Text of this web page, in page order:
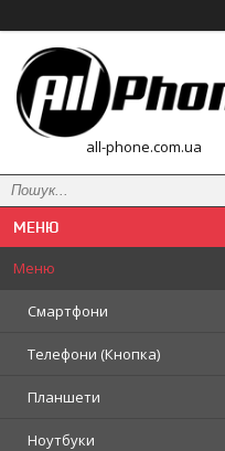
all-phone.com.ua
Меню
Смартфони
Телефони (Кнопка)
Планшети
Ноутбуки